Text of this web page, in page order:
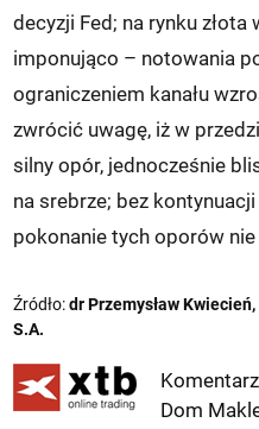
decyzji Fed; na rynku
imponująco – notowania
ograniczeniem kanału
zwrócić uwagę, iż w
silny opór, jednocześnie
na srebrze; bez
pokonanie tych oporów
Źródło:dr Przemysław
S.A.
Dom